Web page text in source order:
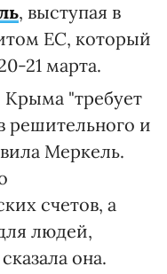
, выступая в
ЕС, который
21 марта.
"требует
решительного и
Меркель.
счетов, а
людей,
она.